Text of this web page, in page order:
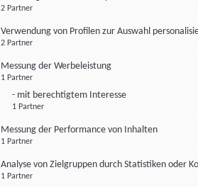
2 Partner
Verwendung von Profilen zur Auswahl
2 Partner
Messung der Werbeleistung
1 Partner
- mit berechtigtem Interesse
1 Partner
Messung der Performance von Inhalten
1 Partner
Analyse von Zielgruppen durch Statistiken oder
1 Partner